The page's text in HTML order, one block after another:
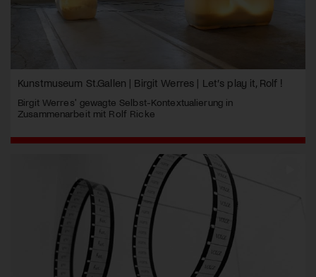
Kunstmuseum St.Gallen | Birgit Werres | Let’s play it, Rolf !
Birgit Werres' gewagte Selbst-Kontextualierung in
Zusammenarbeit mit Rolf Ricke